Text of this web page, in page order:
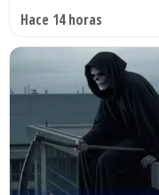
Hace 14 horas